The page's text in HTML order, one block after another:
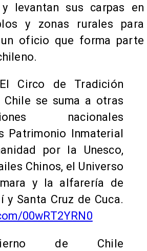
y levantan sus carpas en
y zonas rurales para
oficio que forma parte
de Tradición
Chile se suma a otras
nacionales
Patrimonio Inmaterial
por la Unesco,
Chinos, el Universo
y la alfarería de
y Santa Cruz de Cuca.
00wRT2YRN0
de Chile